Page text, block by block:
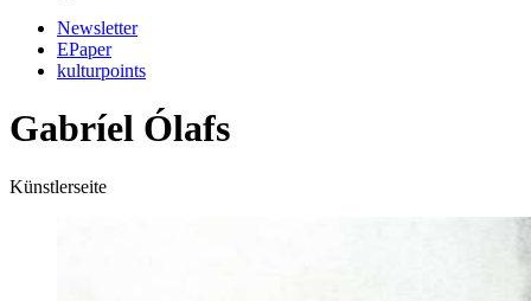
Newsletter
EPaper
kulturpoints
Gabríel Ólafs
Künstlerseite